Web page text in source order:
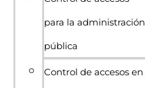
para la administración
pública
Control de accesos en